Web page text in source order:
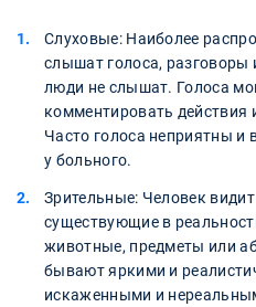
Слуховые: Наиболее
слышат голоса, разговоры
люди не слышат. Голоса
комментировать действия
Часто голоса неприятны и
у больного.
Зрительные: Человек
существующие в
животные, предметы или
бывают яркими и
искаженными и